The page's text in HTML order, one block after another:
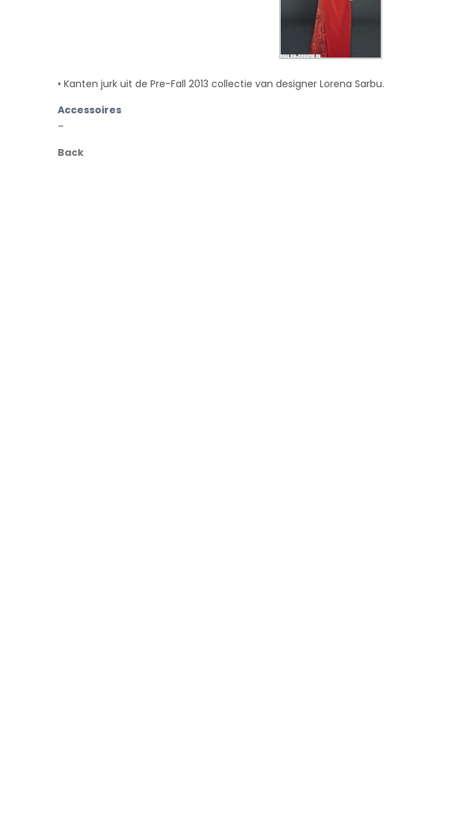
• Kanten jurk uit de Pre-Fall 2013 collectie van designer Lorena Sarbu.
Accessoires
–
Back